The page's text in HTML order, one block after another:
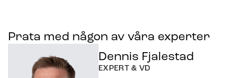
Prata med någon av våra experter
Dennis Fjalestad
EXPERT & VD